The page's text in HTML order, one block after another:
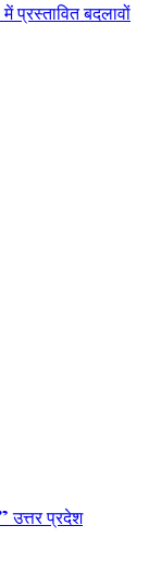
प्रस्तावित बदलावों
उत्तर प्रदेश